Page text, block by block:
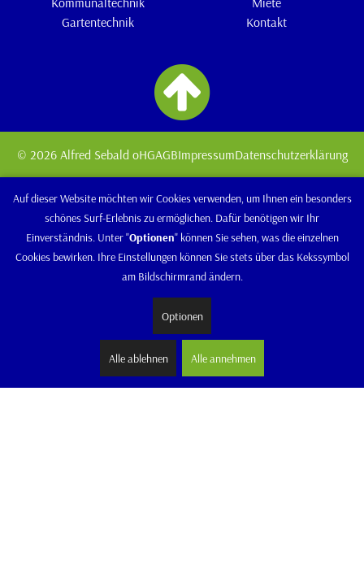
Gartentechnik
Kontakt
© 2026 Alfred Sebald oHGAGBImpressumDatenschutzerklärung
Auf dieser Website möchten wir Cookies verwenden, um Ihnen ein besonders
schönes Surf-Erlebnis zu ermöglichen. Dafür benötigen wir Ihr
Einverständnis. Unter "Optionen" können Sie sehen, was die einzelnen
Cookies bewirken. Ihre Einstellungen können Sie stets über das Kekssymbol
am Bildschirmrand ändern.
Optionen
Alle ablehnen Alle annehmen